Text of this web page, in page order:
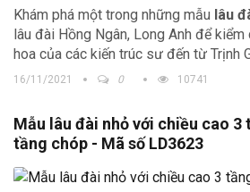
Khám phá một trong những mẫu lâu
lâu đài Hồng Ngân, Long Anh để
hoa của các kiến trúc sư đến từ Trịnh
16/11/2021 0 10741
Mẫu lâu đài nhỏ với chiều cao 3
tầng chóp - Mã số LD3623